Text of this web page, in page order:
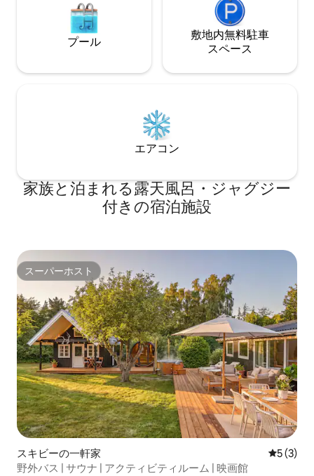
プール
敷地内無料駐⁠車
ス⁠ペ⁠ー⁠ス
エアコン
家族と泊まれる露天風呂・ジャグジー
付きの宿泊施設
スーパーホスト
スーパーホスト
スキビーの一軒家 レビュー
5 (3)
野外バス | サウナ | アクティビティルーム | 映画館